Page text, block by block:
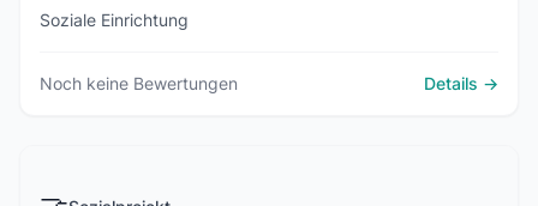
Soziale Einrichtung
Noch keine Bewertungen Details →